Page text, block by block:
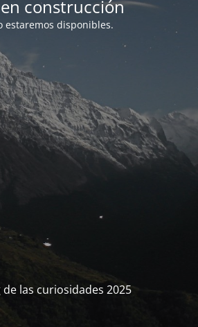
construcción
estaremos disponibles.
las curiosidades 2025